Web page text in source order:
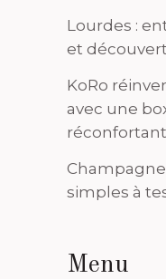
Lourdes :
et
KoRo
avec une
simples à
Menu